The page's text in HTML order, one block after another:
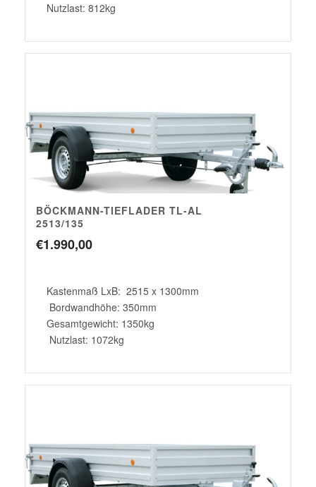
Nutzlast: 812kg
BÖCKMANN-TIEFLADER TL-AL
2513/135
€1.990,00
Kastenmaß LxB: 2515 x 1300mm
Bordwandhöhe: 350mm
Gesamtgewicht: 1350kg
Nutzlast: 1072kg